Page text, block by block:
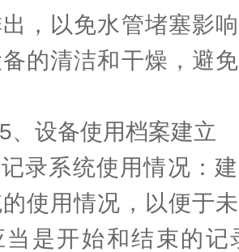
，以免水管堵塞影
的清洁和干燥，避
设备使用档案建立
系统使用情况：建
使用情况，以便于
当是开始和结束的